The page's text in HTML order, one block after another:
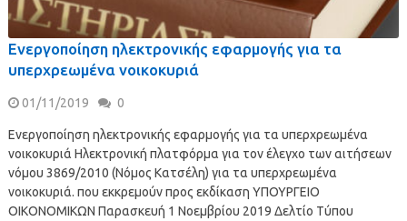
Ενεργοποίηση ηλεκτρονικής εφαρμογής για τα
υπερχρεωμένα νοικοκυριά
01/11/2019 0
Ενεργοποίηση ηλεκτρονικής εφαρμογής για τα υπερχρεωμένα
νοικοκυριά Ηλεκτρονική πλατφόρμα για τον έλεγχο των αιτήσεων
νόμου 3869/2010 (Νόμος Κατσέλη) για τα υπερχρεωμένα
νοικοκυριά. που εκκρεμούν προς εκδίκαση ΥΠΟΥΡΓΕΙΟ
ΟΙΚΟΝΟΜΙΚΩΝ Παρασκευή 1 Νοεμβρίου 2019 Δελτίο Τύπου